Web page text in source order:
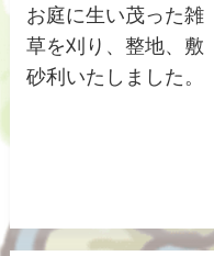
お庭に生い茂った雑
草を刈り、整地、敷
砂利いたしました。